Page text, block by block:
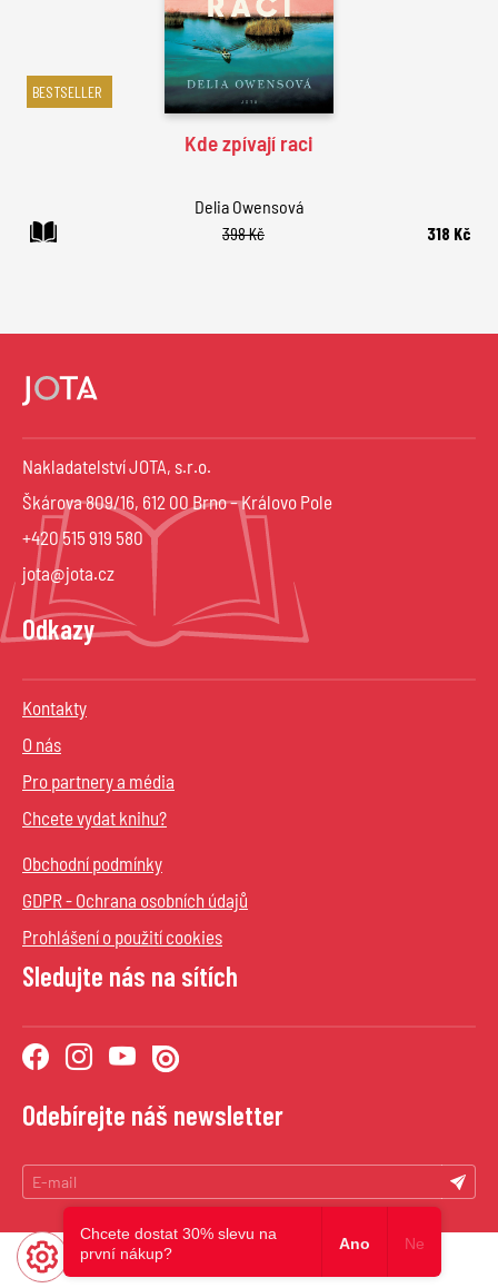
BESTSELLER
Kde zpívají raci
Delia Owensová
398 Kč
318 Kč
Nakladatelství JOTA, s.r.o.
Škárova 809/16, 612 00 Brno – Královo Pole
+420 515 919 580
jota@jota.cz
Odkazy
Kontakty
O nás
Pro partnery a média
Chcete vydat knihu?
Obchodní podmínky
GDPR - Ochrana osobních údajů
Prohlášení o použití cookies
Sledujte nás na sítích
Odebírejte náš newsletter
Chcete dostat 30% slevu na
první nákup?
Ano Ne